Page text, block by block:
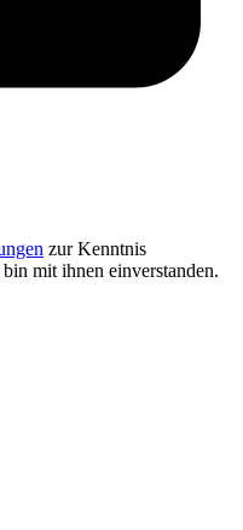
zur Kenntnis
bin mit ihnen einverstanden.